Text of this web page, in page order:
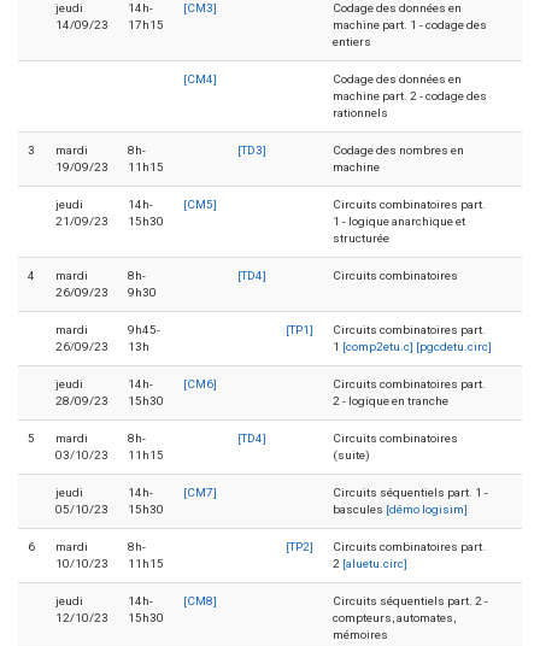
jeudi
14/09/23
14h-
17h15
[CM3]
Codage des données en
machine part. 1 - codage des
entiers
[CM4]
Codage des données en
machine part. 2 - codage des
rationnels
3
mardi
19/09/23
8h-
11h15
[TD3]
Codage des nombres en
machine
jeudi
21/09/23
14h-
15h30
[CM5]
Circuits combinatoires part.
1 - logique anarchique et
structurée
4
mardi
26/09/23
8h-
9h30
[TD4] Circuits combinatoires
mardi
26/09/23
9h45-
13h
[TP1]
Circuits combinatoires part.
1 [comp2etu.c] [pgcdetu.circ]
jeudi
28/09/23
14h-
15h30
[CM6]
Circuits combinatoires part.
2 - logique en tranche
5
mardi
03/10/23
8h-
11h15
[TD4]
Circuits combinatoires
(suite)
jeudi
05/10/23
14h-
15h30
[CM7]
Circuits séquentiels part. 1 -
bascules [démo logisim]
6
mardi
10/10/23
8h-
11h15
[TP2]
Circuits combinatoires part.
2 [aluetu.circ]
jeudi
12/10/23
14h-
15h30
[CM8]
Circuits séquentiels part. 2 -
compteurs, automates,
mémoires